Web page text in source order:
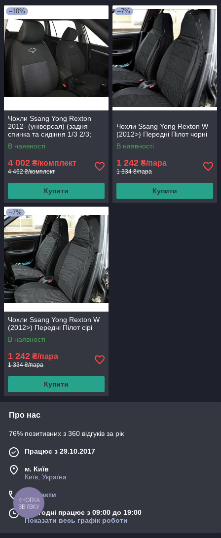
–10%
Чохли Ssang Yong Rexton
2012- (універсал) (задня
спинка та сидіння 1/3 2/3;
задній підлокітник; 4
підголівники)
В наявності
4 002 ₴/комплект
4 462 ₴/комплект
Купити
–7%
Чохли Ssang Yong Rexton W
(2012>) Передні Пілот чорні
В наявності
1 242 ₴/пара
1 334 ₴/пара
Купити
–7%
Чохли Ssang Yong Rexton W
(2012>) Передні Пілот сірі
В наявності
1 242 ₴/пара
1 334 ₴/пара
Купити
Про нас
76% позитивних з 360 відгуків за рік
Працює з 29.10.2017
м. Київ
Київ, Україна
Контакти
Сьогодні працює з 09:00 до 19:00
Показати весь графік роботи
КНОПКА
ЗВ'ЯЗКУ